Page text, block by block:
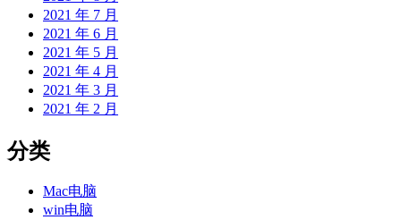
2021 年 7 月
2021 年 6 月
2021 年 5 月
2021 年 4 月
2021 年 3 月
2021 年 2 月
分类
Mac电脑
win电脑